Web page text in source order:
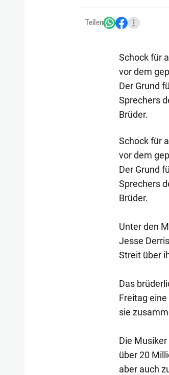
Teilen
Schock für
vor dem
Der Grund
Sprechers
Brüder.
Schock für
vor dem
Der Grund
Sprechers
Brüder.
Unter den
Jesse
Streit über
Das
Freitag
sie
Die
über 20
aber auch